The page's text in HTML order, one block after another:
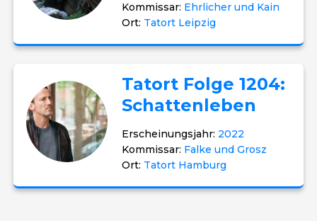
Kommissar: Ehrlicher und Kain
Ort: Tatort Leipzig
Tatort Folge 1204:
Schattenleben
Erscheinungsjahr: 2022
Kommissar: Falke und Grosz
Ort: Tatort Hamburg